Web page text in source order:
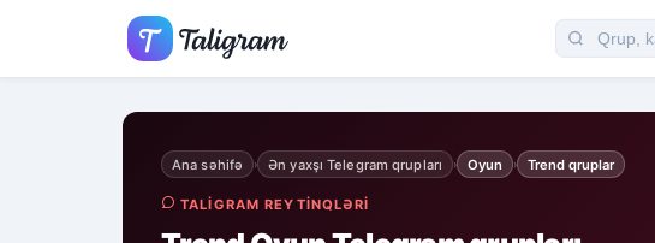
Ana səhifə › Ən yaxşı Telegram qrupları › Oyun › Trend qruplar
TALIGRAM REYTINQLƏRI